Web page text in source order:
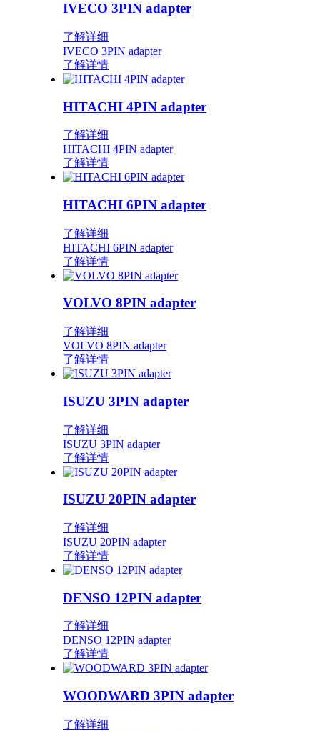
IVECO 3PIN adapter
了解详细
IVECO 3PIN adapter
了解详情
HITACHI 4PIN adapter
了解详细
HITACHI 4PIN adapter
了解详情
HITACHI 6PIN adapter
了解详细
HITACHI 6PIN adapter
了解详情
VOLVO 8PIN adapter
了解详细
VOLVO 8PIN adapter
了解详情
ISUZU 3PIN adapter
了解详细
ISUZU 3PIN adapter
了解详情
ISUZU 20PIN adapter
了解详细
ISUZU 20PIN adapter
了解详情
DENSO 12PIN adapter
了解详细
DENSO 12PIN adapter
了解详情
WOODWARD 3PIN adapter
了解详细